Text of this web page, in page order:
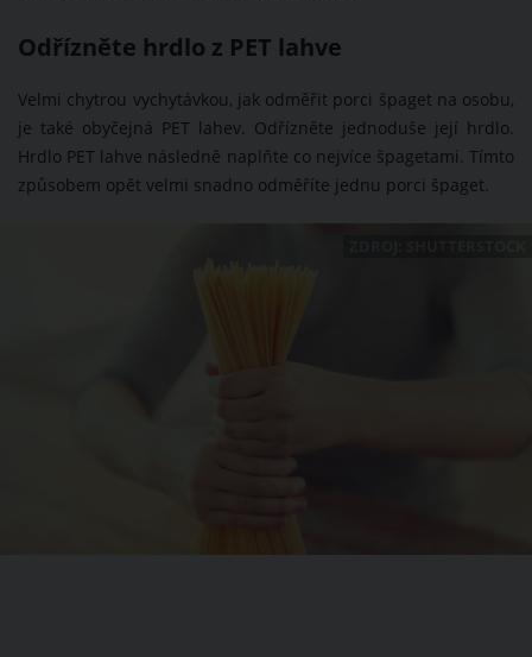
Odřízněte hrdlo z PET lahve
Velmi chytrou vychytávkou, jak odměřit porci špaget na osobu,
je také obyčejná PET lahev. Odřízněte jednoduše její hrdlo.
Hrdlo PET lahve následně naplňte co nejvíce špagetami. Tímto
způsobem opět velmi snadno odměříte jednu porci špaget.